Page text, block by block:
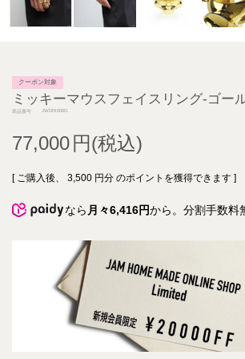
クーポン対象
ミッキーマウスフェイスリング-ゴー
商品番号 JWDRI006G
77,000
[ ご購入後、 3,500 円分 のポイントを獲得できます ]
なら 月々6,416円から。分割手数料